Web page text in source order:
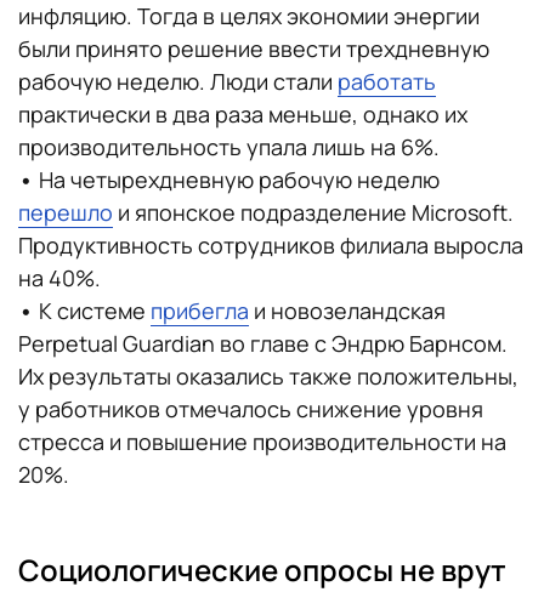
инфляцию. Тогда в целях экономии энергии
были принято решение ввести трехдневную
рабочую неделю. Люди стали работать
практически в два раза меньше, однако их
производительность упала лишь на 6%.
• На четырехдневную рабочую неделю
перешло и японское подразделение Microsoft.
Продуктивность сотрудников филиала выросла
на 40%.
• К системе прибегла и новозеландская
Perpetual Guardian во главе с Эндрю Барнсом.
Их результаты оказались также положительны,
у работников отмечалось снижение уровня
стресса и повышение производительности на
20%.
Социологические опросы не врут